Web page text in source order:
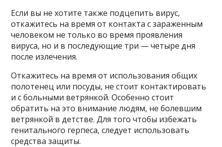
Если вы не хотите также подцепить вирус,
откажитесь на время от контакта с зараженным
человеком не только во время проявления
вируса, но и в последующие три — четыре дня
после излечения.
Откажитесь на время от использования общих
полотенец или посуды, не стоит контактировать
и с больными ветрянкой. Особенно стоит
обратить на это внимание людям, не болевшим
ветрянкой в детстве. Для того чтобы избежать
генитального герпеса, следует использовать
средства защиты.